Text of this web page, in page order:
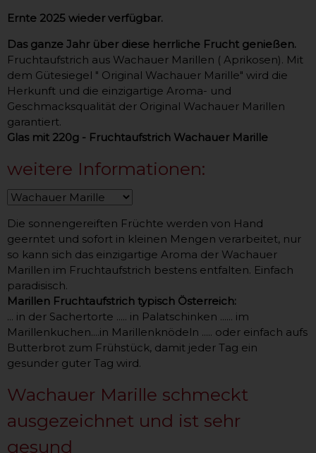
Ernte 2025 wieder verfügbar.
Das ganze Jahr über diese herrliche Frucht genießen.
Fruchtaufstrich aus Wachauer Marillen ( Aprikosen). Mit
dem Gütesiegel " Original Wachauer Marille" wird die
Herkunft und die einzigartige Aroma- und
Geschmacksqualität der Original Wachauer Marillen
garantiert.
Glas mit 220g - Fruchtaufstrich Wachauer Marille
weitere Informationen:
Die sonnengereiften Früchte werden von Hand
geerntet und sofort in kleinen Mengen verarbeitet, nur
so kann sich das einzigartige Aroma der Wachauer
Marillen im Fruchtaufstrich bestens entfalten. Einfach
paradisisch.
Marillen Fruchtaufstrich typisch Österreich:
... in der Sachertorte ..... in Palatschinken ...... im
Marillenkuchen....in Marillenknödeln ..... oder einfach aufs
Butterbrot zum Frühstück, damit jeder Tag ein
gesunder guter Tag wird.
Wachauer Marille schmeckt
ausgezeichnet und ist sehr
gesund